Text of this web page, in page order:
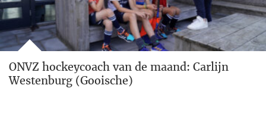
ONVZ hockeycoach van de maand: Carlijn
Westenburg (Gooische)